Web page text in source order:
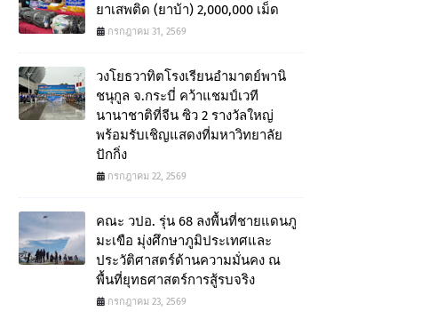
ยาเสพติด (ยาบ้า) 2,000,000 เม็ด
กรกฎาคม 31, 2569
วงโยธวาทิตโรงเรียนอำมาตย์พานิ
ชนุกูล จ.กระบี่ คว้าแชมป์เวที
นานาชาติที่จีน ซิว 2 รางวัลใหญ่
พร้อมรับเชิญแสดงที่มหาวิทยาลัย
ปักกิ่ง
กรกฎาคม 22, 2569
คณะ วปอ. รุ่น 68 ลงพื้นที่ชายแดนภู
มะเขือ มุ่งศึกษาภูมิประเทศและ
ประวัติศาสตร์ด้านความมั่นคง ณ
พื้นที่ยุทธศาสตร์การสู้รบจริง
กรกฎาคม 23, 2569